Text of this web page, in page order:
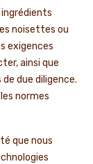
ingrédients
noisettes ou
exigences
ainsi que
due diligence.
normes
que nous